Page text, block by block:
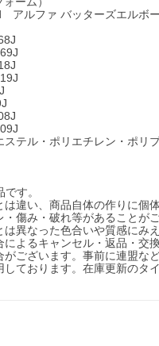
アルファ バッターズエルボ
テル・ポリエチレン・ポリ
す。
は違い、商品自体の作りに
傷み・破れ等があることが
は異なった色合いや質感にみ
によるキャンセル・返品・交
がございます。事前に連盟
しております。在庫更新の